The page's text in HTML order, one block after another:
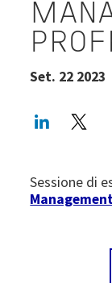
Set. 22 2023
Sessione di